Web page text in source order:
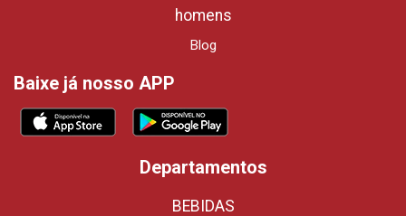
homens
Blog
Baixe já nosso APP
Departamentos
BEBIDAS